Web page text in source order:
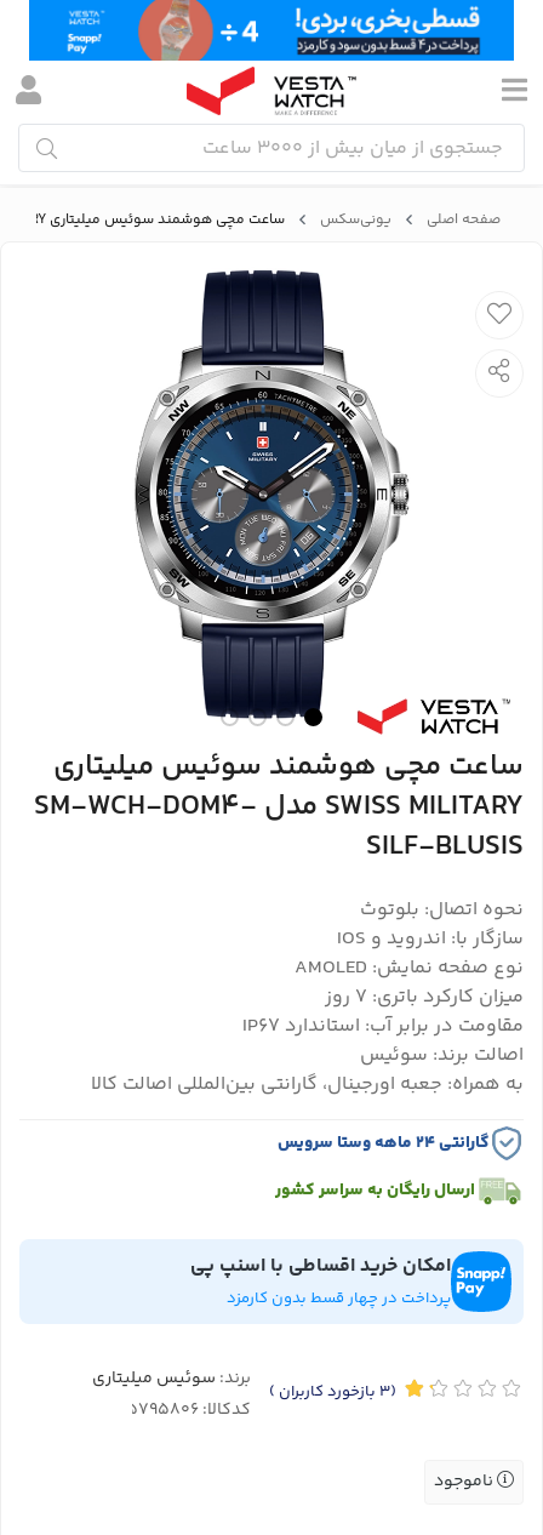
صفحه اصلی یونی‌سکس ساعت مچی هوشمند سوئیس میلیتاری SWISS MILITARY مدل SM-WCH-DOM4-SILF-BLUSIS
ساعت مچی هوشمند سوئیس میلیتاری
SWISS MILITARY مدل SM-WCH-DOM4-
SILF-BLUSIS
نحوه اتصال: بلوتوث
سازگار با: اندروید و IOS
نوع صفحه نمایش: AMOLED
میزان کارکرد باتری: ۷ روز
مقاومت در برابر آب: استاندارد IP67
اصالت برند: سوئیس
به همراه: جعبه اورجینال، گارانتی بین‌المللی اصالت کالا
گارانتی ۲۴ ماهه وستا سرویس
ارسال رایگان به سراسر کشور
امکان خرید اقساطی با اسنپ پی
پرداخت در چهار قسط بدون کارمزد
(3 بازخورد کاربران ) برند: سوئیس میلیتاری
کدکالا:
ناموجود